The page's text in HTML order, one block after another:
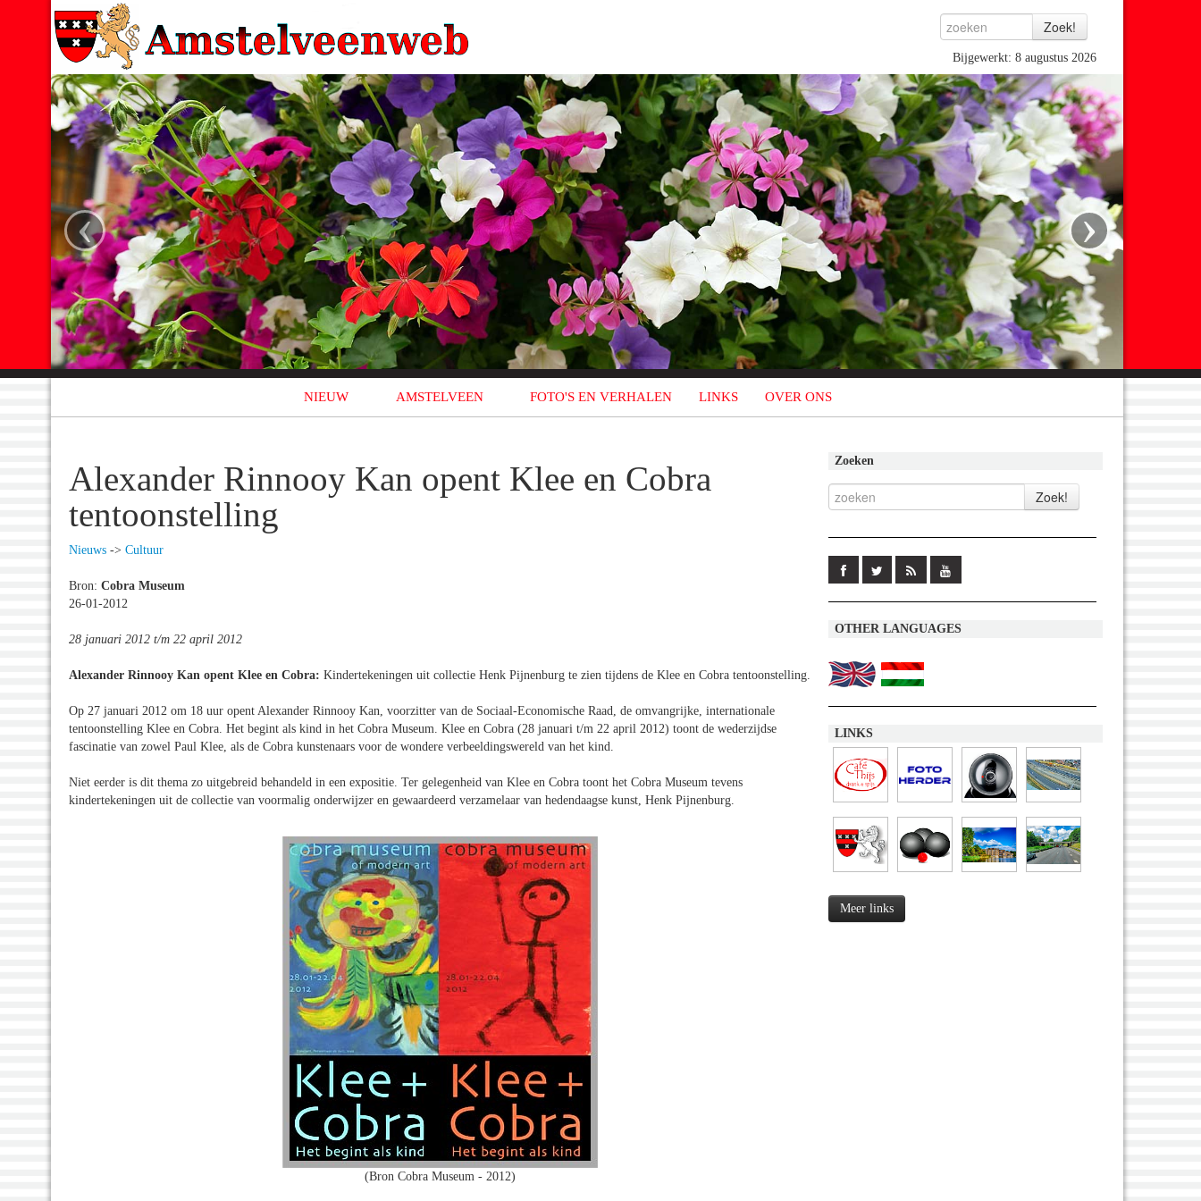
Bijgewerkt: 8 augustus 2026
‹ ›
NIEUW AMSTELVEEN FOTO'S EN VERHALEN LINKS OVER ONS
Alexander Rinnooy Kan opent Klee en Cobra
tentoonstelling
Nieuws -> Cultuur
Bron: Cobra Museum
26-01-2012
28 januari 2012 t/m 22 april 2012
Alexander Rinnooy Kan opent Klee en Cobra: Kindertekeningen uit collectie Henk Pijnenburg te zien tijdens de Klee en Cobra tentoonstelling.
Op 27 januari 2012 om 18 uur opent Alexander Rinnooy Kan, voorzitter van de Sociaal-Economische Raad, de omvangrijke, internationale
tentoonstelling Klee en Cobra. Het begint als kind in het Cobra Museum. Klee en Cobra (28 januari t/m 22 april 2012) toont de wederzijdse
fascinatie van zowel Paul Klee, als de Cobra kunstenaars voor de wondere verbeeldingswereld van het kind.
Niet eerder is dit thema zo uitgebreid behandeld in een expositie. Ter gelegenheid van Klee en Cobra toont het Cobra Museum tevens
kindertekeningen uit de collectie van voormalig onderwijzer en gewaardeerd verzamelaar van hedendaagse kunst, Henk Pijnenburg.
(Bron Cobra Museum - 2012)
Zoeken
OTHER LANGUAGES
LINKS
Meer links